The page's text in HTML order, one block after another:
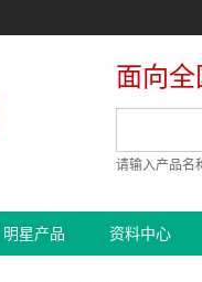
面向
请输入产品名
明星产品 资料中心